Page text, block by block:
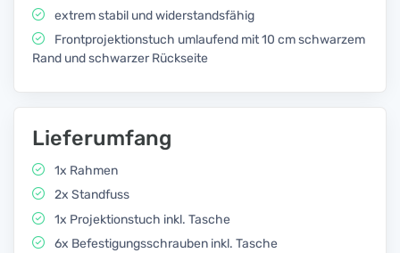
extrem stabil und widerstandsfähig
Frontprojektionstuch umlaufend mit 10 cm schwarzem
Rand und schwarzer Rückseite
Lieferumfang
1x Rahmen
2x Standfuss
1x Projektionstuch inkl. Tasche
6x Befestigungsschrauben inkl. Tasche